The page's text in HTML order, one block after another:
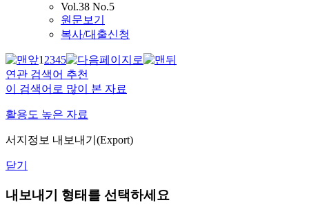
Vol.38 No.5
원문보기
복사/대출신청
12345
연관 검색어 추천
이 검색어로 많이 본 자료
활용도 높은 자료
서지정보 내보내기(Export)
닫기
내보내기 형태를 선택하세요